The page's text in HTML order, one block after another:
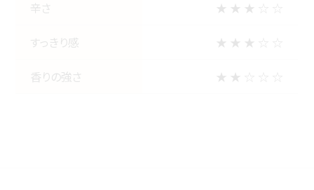
辛さ ★ ★ ★ ☆ ☆
すっきり感 ★ ★ ★ ☆ ☆
香りの強さ ★ ★ ☆ ☆ ☆